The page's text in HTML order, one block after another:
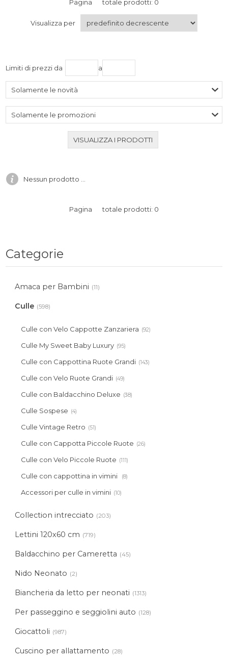
Pagina totale prodotti: 0
Visualizza per
Limiti di prezzi da a
Solamente le novità
Solamente le promozioni
Nessun prodotto ...
Pagina totale prodotti: 0
Categorie
Amaca per Bambini (11)
Culle (598)
Culle con Velo Cappotte Zanzariera (92)
Culle My Sweet Baby Luxury (95)
Culle con Cappottina Ruote Grandi (143)
Culle con Velo Ruote Grandi (49)
Culle con Baldacchino Deluxe (38)
Culle Sospese (4)
Culle Vintage Retro (51)
Culle con Cappotta Piccole Ruote (26)
Culle con Velo Piccole Ruote (111)
Culle con cappottina in vimini (8)
Accessori per culle in vimini (10)
Collection intrecciato (203)
Lettini 120x60 cm (719)
Baldacchino per Cameretta (45)
Nido Neonato (2)
Biancheria da letto per neonati (1313)
Per passeggino e seggiolini auto (128)
Giocattoli (987)
Cuscino per allattamento (28)